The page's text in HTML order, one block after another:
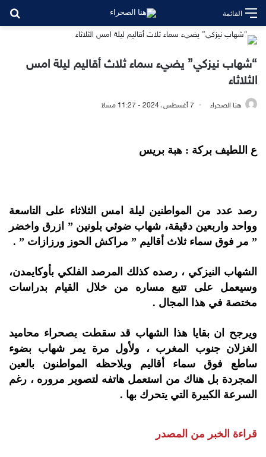
القائمة
“شهاب نيزكي” يضيء سماء ثلاث أقاليم ليلة امس
الثلاثاء
هنا الصحراء 7 أغسطس، 2024 - 11:27 مساءً
ع اللطيف بركة : هبة بريس
رصد عدد من المواطنين ليلة امس الثلاثاء على التاسعة
وواحد واربعين دقيقة، شهاب ضوئي بلونين ” ازرق واخضر
” مر فوق سماء ثلاث أقاليم ” مراكش الحوز ورزازات ” .
الشهاب النيزكي ، رصده كذلك المرصد الفلكي بأوكايمدن،
وسيعمل على تتبع مساره من خلال القيام بدراسات
مختصة في هذا المجال .
ويرجح ان بقايا هذا الشهاب قد سقطت بصحراء محاميد
الغزلان جنوب المغرب ، ولأول مرة يمر شهاب بضوء
ساطع فوق سماء أقاليم ويلاحظه المواطنون بالعين
المجردة بل هناك من استعمل هاتفه لتصوير مروره ، رغم
السرعة الكبيرة التي يتحرك بها .
قراءة الخبر من المصدر